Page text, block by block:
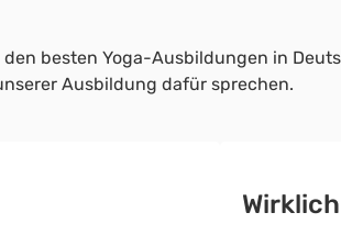
besten Yoga-Ausbildungen in
Ausbildung dafür sprechen.